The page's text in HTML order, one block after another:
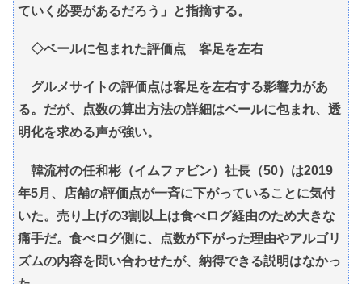
ていく必要があるだろう」と指摘する。
◇ベールに包まれた評価点 客足を左右
グルメサイトの評価点は客足を左右する影響力があ
る。だが、点数の算出方法の詳細はベールに包まれ、透
明化を求める声が強い。
韓流村の任和彬（イムファビン）社長（50）は2019
年5月、店舗の評価点が一斉に下がっていることに気付
いた。売り上げの3割以上は食べログ経由のため大きな
痛手だ。食べログ側に、点数が下がった理由やアルゴリ
ズムの内容を問い合わせたが、納得できる説明はなかっ